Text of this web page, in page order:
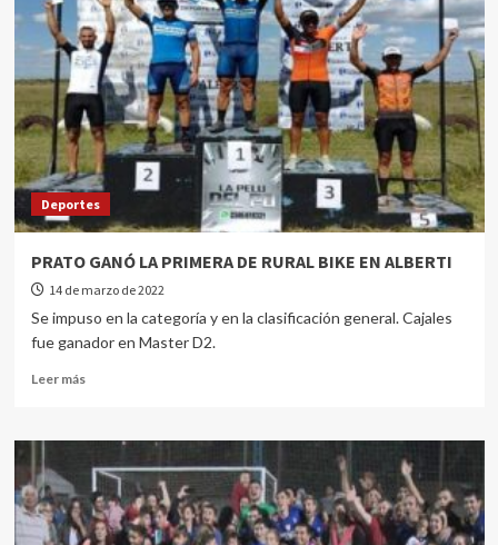
Deportes
PRATO GANÓ LA PRIMERA DE RURAL BIKE EN ALBERTI
14 de marzo de 2022
Se impuso en la categoría y en la clasificación general. Cajales
fue ganador en Master D2.
Leer más